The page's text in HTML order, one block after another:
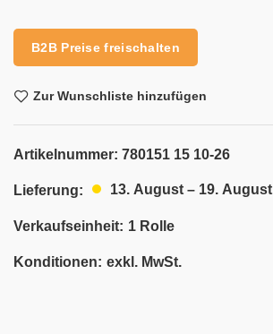
B2B Preise freischalten
Zur Wunschliste hinzufügen
Artikelnummer: 780151 15 10-26
Lieferung: 13. August – 19. August
Verkaufseinheit: 1 Rolle
Konditionen: exkl. MwSt.